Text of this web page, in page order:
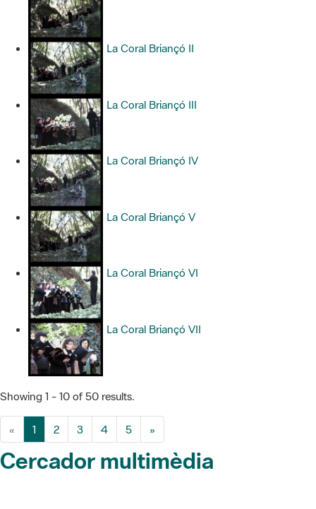
La Coral Briançó II
La Coral Briançó III
La Coral Briançó IV
La Coral Briançó V
La Coral Briançó VI
La Coral Briançó VII
Showing 1 - 10 of 50 results.
« 1 2 3 4 5 »
Cercador multimèdia